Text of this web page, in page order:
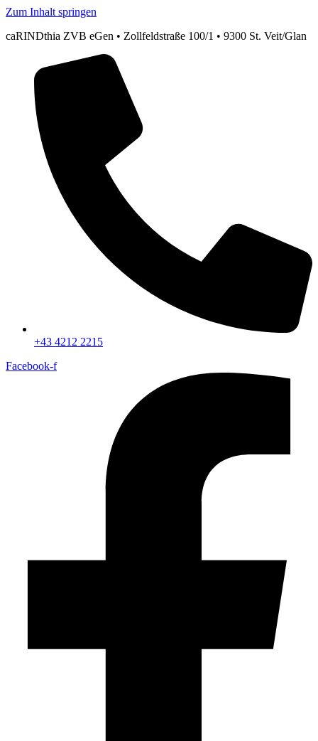
Zum Inhalt springen
caRINDthia ZVB eGen • Zollfeldstraße 100/1 • 9300 St. Veit/Glan
+43 4212 2215
Facebook-f